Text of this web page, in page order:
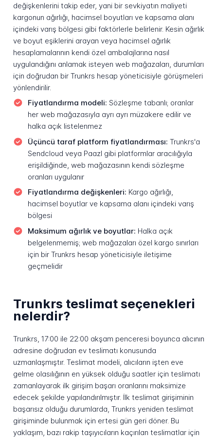
değişkenlerini takip eder, yani bir sevkiyatın maliyeti
kargonun ağırlığı, hacimsel boyutları ve kapsama alanı
içindeki varış bölgesi gibi faktörlerle belirlenir. Kesin ağırlık
ve boyut eşiklerini arayan veya hacimsel ağırlık
hesaplamalarının kendi özel ambalajlarına nasıl
uygulandığını anlamak isteyen web mağazaları, durumları
için doğrudan bir Trunkrs hesap yöneticisiyle görüşmeleri
yönlendirilir.
Fiyatlandırma modeli: Sözleşme tabanlı; oranlar
her web mağazasıyla ayrı ayrı müzakere edilir ve
halka açık listelenmez
Üçüncü taraf platform fiyatlandırması: Trunkrs'a
Sendcloud veya Paazl gibi platformlar aracılığıyla
erişildiğinde, web mağazasının kendi sözleşme
oranları uygulanır
Fiyatlandırma değişkenleri: Kargo ağırlığı,
hacimsel boyutlar ve kapsama alanı içindeki varış
bölgesi
Maksimum ağırlık ve boyutlar: Halka açık
belgelenmemiş; web mağazaları özel kargo sınırları
için bir Trunkrs hesap yöneticisiyle iletişime
geçmelidir
Trunkrs teslimat seçenekleri
nelerdir?
Trunkrs, 17:00 ile 22:00 akşam penceresi boyunca alıcının
adresine doğrudan ev teslimatı konusunda
uzmanlaşmıştır. Teslimat modeli, alıcıların işten eve
gelme olasılığının en yüksek olduğu saatler için teslimatı
zamanlayarak ilk girişim başarı oranlarını maksimize
edecek şekilde yapılandırılmıştır. İlk teslimat girişiminin
başarısız olduğu durumlarda, Trunkrs yeniden teslimat
girişiminde bulunmak için ertesi gün geri döner. Bu
yaklaşım, bazı rakip taşıyıcıların kaçırılan teslimatlar için